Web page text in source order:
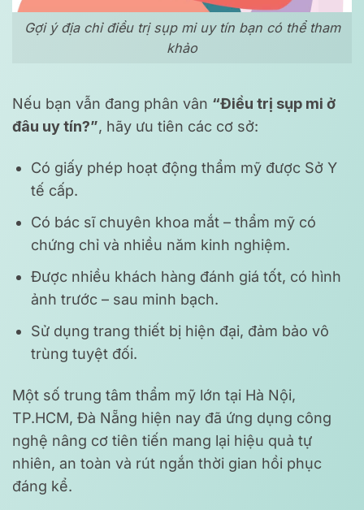
Gợi ý địa chỉ điều trị sụp mi uy tín bạn có thể tham
khảo
Nếu bạn vẫn đang phân vân “Điều trị sụp mi ở
đâu uy tín?”, hãy ưu tiên các cơ sở:
Có giấy phép hoạt động thẩm mỹ được Sở Y
tế cấp.
Có bác sĩ chuyên khoa mắt – thẩm mỹ có
chứng chỉ và nhiều năm kinh nghiệm.
Được nhiều khách hàng đánh giá tốt, có hình
ảnh trước – sau minh bạch.
Sử dụng trang thiết bị hiện đại, đảm bảo vô
trùng tuyệt đối.
Một số trung tâm thẩm mỹ lớn tại Hà Nội,
TP.HCM, Đà Nẵng hiện nay đã ứng dụng công
nghệ nâng cơ tiên tiến mang lại hiệu quả tự
nhiên, an toàn và rút ngắn thời gian hồi phục
đáng kể.